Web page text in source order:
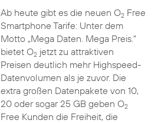
Ab heute gibt es die neuen O2Free
Smartphone Tarife: Unter dem
Motto „Mega Daten. Mega Preis.“
bietet O2jetzt zu attraktiven
Preisen deutlich mehr Highspeed-
Datenvolumen als je zuvor. Die
extra großen Datenpakete von 10,
20 oder sogar 25 GB geben O2
Free Kunden die Freiheit, die